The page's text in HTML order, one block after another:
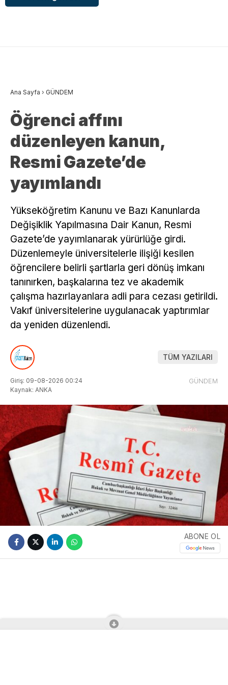
Ana Sayfa › GÜNDEM
Öğrenci affını
düzenleyen kanun,
Resmi Gazete’de
yayımlandı
Yükseköğretim Kanunu ve Bazı Kanunlarda
Değişiklik Yapılmasına Dair Kanun, Resmi
Gazete’de yayımlanarak yürürlüğe girdi.
Düzenlemeyle üniversitelerle ilişiği kesilen
öğrencilere belirli şartlarla geri dönüş imkanı
tanınırken, başkalarına tez ve akademik
çalışma hazırlayanlara adli para cezası getirildi.
Vakıf üniversitelerine uygulanacak yaptırımlar
da yeniden düzenlendi.
TÜM YAZILARI
Giriş: 09-08-2026 00:24
Kaynak: ANKA
GÜNDEM
ABONE OL